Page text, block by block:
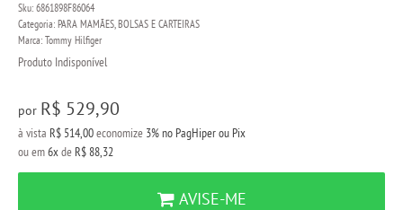
Sku: 6861898F86064
Categoria: PARA MAMÃES,BOLSAS E CARTEIRAS
Marca: Tommy Hilfiger
Produto Indisponível
por R$ 529,90
à vista R$ 514,00economize 3%no PagHiper ou Pix
ou em6xde R$ 88,32
AVISE-ME